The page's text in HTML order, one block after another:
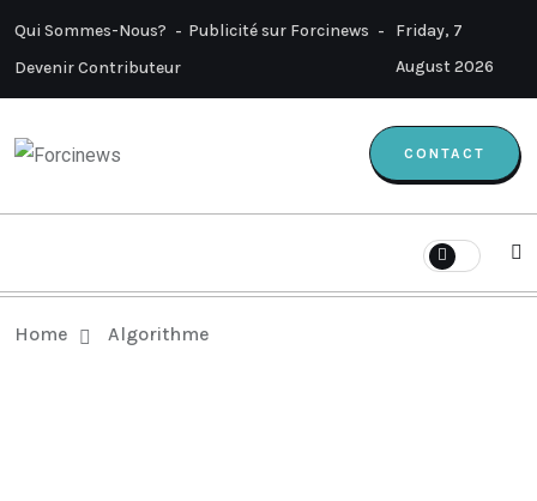
Qui Sommes-Nous?
Publicité sur Forcinews
Devenir Contributeur
Friday, 7
August 2026
CONTACT
Home Algorithme